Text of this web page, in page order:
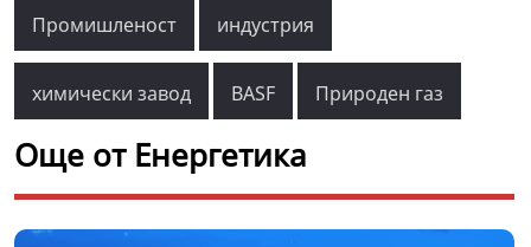
Промишленост индустрия
химически завод BASF Природен газ
Още от Енергетика